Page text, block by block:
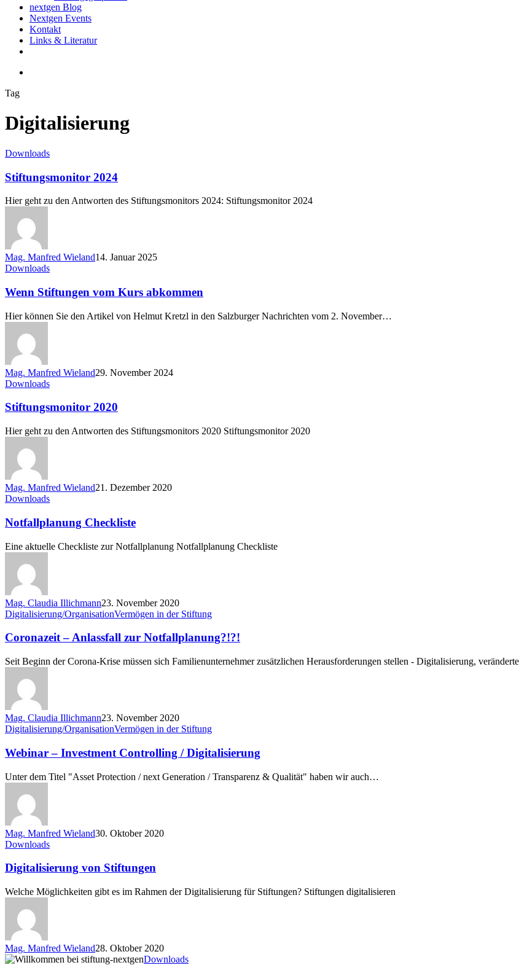
nextgen Blog
Nextgen Events
Kontakt
Links & Literatur
Tag
Digitalisierung
Stiftungsmonitor
Downloads
Stiftungsmonitor 2024
Hier geht zu den Antworten des Stiftungsmonitors 2024: Stiftungsmonitor 2024
Mag. Manfred Wieland14. Januar 2025
Wenn
vom
Kurs
abkommen
Downloads
Wenn Stiftungen vom Kurs abkommen
Hier können Sie den Artikel von Helmut Kretzl in den Salzburger Nachrichten vom 2. November…
Mag. Manfred Wieland29. November 2024
Stiftungsmonitor
Downloads
Stiftungsmonitor 2020
Hier geht zu den Antworten des Stiftungsmonitors 2020 Stiftungsmonitor 2020
Mag. Manfred Wieland21. Dezember 2020
Notfallplanung
Downloads
Notfallplanung Checkliste
Eine aktuelle Checkliste zur Notfallplanung Notfallplanung Checkliste
Mag. Claudia Illichmann23. November 2020
Coronazeit
Anlassfall
Notfallplanung?!?!
Digitalisierung/OrganisationVermögen in der Stiftung
Coronazeit – Anlassfall zur Notfallplanung?!?!
Seit Beginn der Corona-Krise müssen sich Familienunternehmer zusätzlichen Herausforderungen stellen - Digitalisierung,
Mag. Claudia Illichmann23. November 2020
Webinar
Investment
Controlling
/
Digitalisierung
Digitalisierung/OrganisationVermögen in der Stiftung
Webinar – Investment Controlling / Digitalisierung
Unter dem Titel "Asset Protection / next Generation / Transparenz & Qualität" haben wir auch…
Mag. Manfred Wieland30. Oktober 2020
Digitalisierung
Stiftungen
Downloads
Digitalisierung von Stiftungen
Welche Möglichkeiten gibt es im Rahmen der Digitalisierung für Stiftungen? Stiftungen digitalisieren
Mag. Manfred Wieland28. Oktober 2020
Sanierungsfall
Downloads